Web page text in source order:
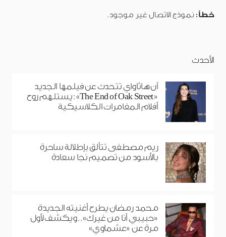
خطأ: نموذج الاتصال غير موجود.
الأحدث
آن هاثاواي تتحدث عن فيلمها الجديد
«The End of Oak Street»: يستلهم روح
أفلام المغامرات الكلاسيكية
ريم مصطفى تتألق بإطلالة ساحرة
بالأسود من تصميم نجا سعادة
محمد رمضان يطرح أغنيته الجديدة
«حبيبي أنا من غيرك».. ويكشف لأول
مرة عن «عشماوي»